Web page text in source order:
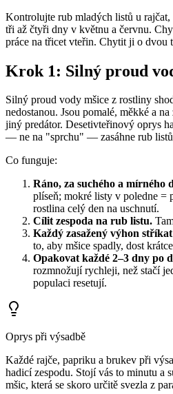
Kontrolujte rub mladých listů u
tři až čtyři dny v květnu a červnu.
práce na třicet vteřin. Chytit ji o dvou
Krok 1: Silný proud
Silný proud vody mšice z rostliny
nedostanou. Jsou pomalé, měkké a
jiný predátor. Desetivteřinový oprys
— ne na "sprchu" — zasáhne rub
Co funguje:
Ráno, za suchého a mírného
plíseň; mokré listy v poledne =
rostlina celý den na uschnutí.
Cílit zespoda na rub listu.
Každý zasažený výhon
to, aby mšice spadly, dost
Opakovat každé 2–3 dny po
rozmnožují rychleji, než stačí
populaci resetují.
Oprys při výsadbě
Každé rajče, papriku a brukev při
hadicí zespodu. Stojí vás to minutu a
mšic, která se skoro určitě svezla z